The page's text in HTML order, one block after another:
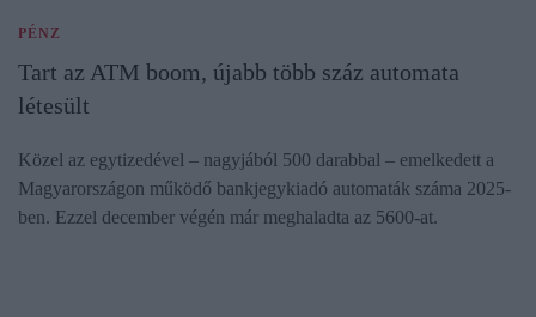
PÉNZ
Tart az ATM boom, újabb több száz automata
létesült
Közel az egytizedével – nagyjából 500 darabbal – emelkedett a
Magyarországon működő bankjegykiadó automaták száma 2025-
ben. Ezzel december végén már meghaladta az 5600-at.